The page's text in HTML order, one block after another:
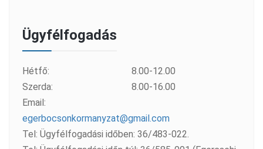
Ügyfélfogadás
Hétfő:
8.00-12.00
Szerda:
8.00-16.00
Email:
egerbocsonkormanyzat@gmail.com
Tel: Ügyfélfogadási időben: 36/483-022.